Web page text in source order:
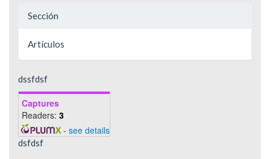
Sección
Artículos
dssfdsf
Captures
Readers: 3
- see details
dsfdsf